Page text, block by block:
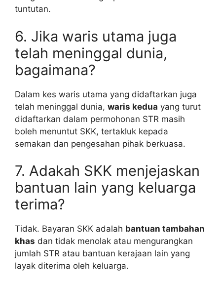
tuntutan.
6. Jika waris utama juga
telah meninggal dunia,
bagaimana?
Dalam kes waris utama yang didaftarkan juga
telah meninggal dunia, waris kedua yang turut
didaftarkan dalam permohonan STR masih
boleh menuntut SKK, tertakluk kepada
semakan dan pengesahan pihak berkuasa.
7. Adakah SKK menjejaskan
bantuan lain yang keluarga
terima?
Tidak. Bayaran SKK adalah bantuan tambahan
khas dan tidak menolak atau mengurangkan
jumlah STR atau bantuan kerajaan lain yang
layak diterima oleh keluarga.